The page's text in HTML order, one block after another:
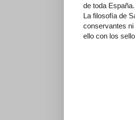
de toda España.
La filosofía de
conservantes
ello con los